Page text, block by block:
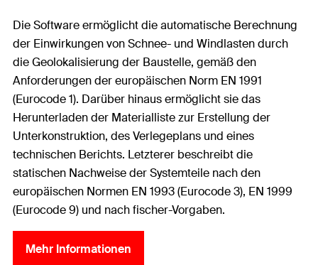
Die Software ermöglicht die automatische Berechnung
der Einwirkungen von Schnee- und Windlasten durch
die Geolokalisierung der Baustelle, gemäß den
Anforderungen der europäischen Norm EN 1991
(Eurocode 1). Darüber hinaus ermöglicht sie das
Herunterladen der Materialliste zur Erstellung der
Unterkonstruktion, des Verlegeplans und eines
technischen Berichts. Letzterer beschreibt die
statischen Nachweise der Systemteile nach den
europäischen Normen EN 1993 (Eurocode 3), EN 1999
(Eurocode 9) und nach fischer-Vorgaben.
Mehr Informationen